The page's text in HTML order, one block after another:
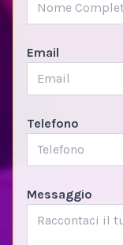
Email
Telefono
Messaggio